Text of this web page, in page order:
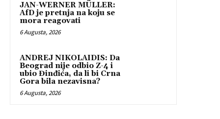
JAN-WERNER MÜLLER:
AfD je pretnja na koju se
mora reagovati
6 Augusta, 2026
ANDREJ NIKOLAIDIS: Da
Beograd nije odbio Z-4 i
ubio Đinđića, da li bi Crna
Gora bila nezavisna?
6 Augusta, 2026